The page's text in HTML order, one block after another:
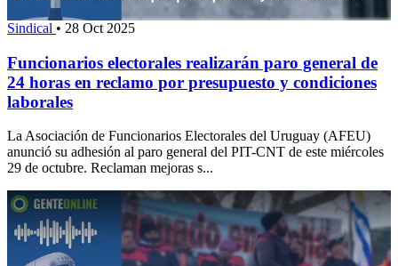
Sindical • 28 Oct 2025
Funcionarios electorales realizarán paro general de
24 horas en reclamo por presupuesto y condiciones
laborales
La Asociación de Funcionarios Electorales del Uruguay (AFEU)
anunció su adhesión al paro general del PIT-CNT de este miércoles
29 de octubre. Reclaman mejoras s...